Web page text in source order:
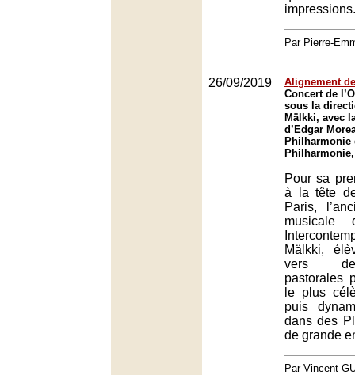
impressions.
Par Pierre-
26/09/2019
Alignement
Concert de
sous la
Mälkki, avec
d’Edgar
Philharmonie
Pour sa
à la tête
Paris,
musicale
Mälkki,
vers
pastorales
le plus
puis
dans des
de grande
Par Vincent